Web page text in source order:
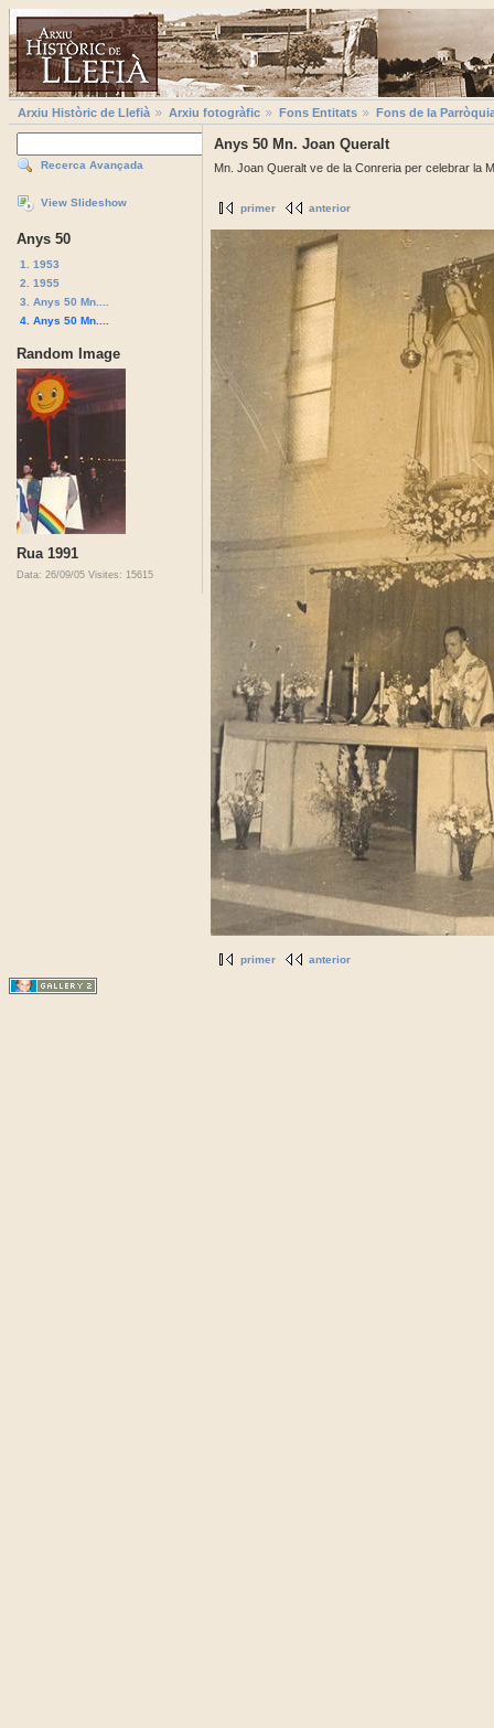
Arxiu Històric de Llefià Arxiu fotogràfic Fons Entitats Fons de la
Recerca Avançada
View Slideshow
Anys 50
1. 1953
2. 1955
3. Anys 50 Mn....
4. Anys 50 Mn....
Random Image
Rua 1991
Data: 26/09/05 Visites: 15615
Anys 50 Mn. Joan Queralt
Mn. Joan Queralt ve de la Conreria per celebrar la
primer anterior
primer anterior